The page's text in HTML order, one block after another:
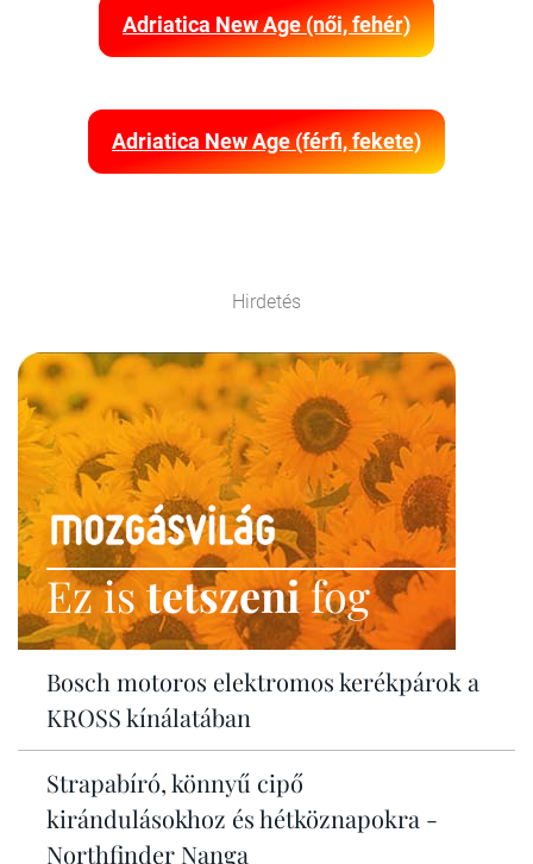
Adriatica New Age (női, fehér)
Adriatica New Age (férfi, fekete)
Hirdetés
Ez istetszenifog
Bosch motoros elektromos kerékpárok a
KROSS kínálatában
Strapabíró, könnyű cipő
kirándulásokhoz és hétköznapokra -
Northfinder Nanga